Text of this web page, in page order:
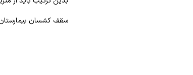
سقف کشسان بیمارستان